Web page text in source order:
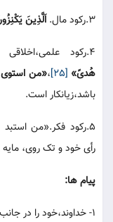
3.رکود مال. اَلَّذِینَ
4.رکود علمی،اخلاقی و معنوی.
هُدیً» [25]،«من استوی
باشد،زیانکار است.
5.رکود فکر.«من استبد برأیها هلک»
رأی خود و تک روی،
پیام ها:
1- خداوند،خود را در جانب محرومان قرار داده و از مردم طلب وام می کند.